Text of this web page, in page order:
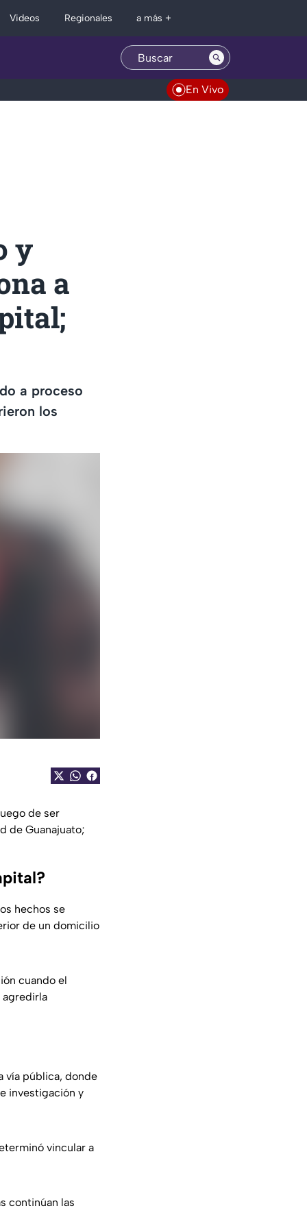
Videos Regionales a más +
En Vivo
y
a
a proceso
los
de ser
de Guanajuato;
hechos se
de un domicilio
cuando el
agredirla
vía pública, donde
investigación y
vincular a
continúan las